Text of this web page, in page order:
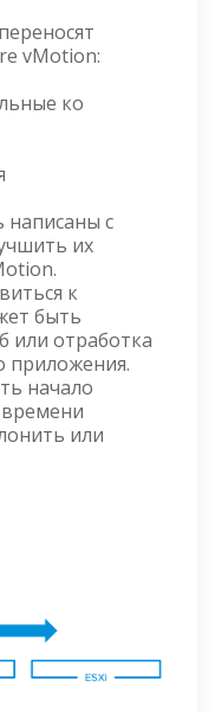
vMotion:
ко
написаны с
их
к
быть
или отработка
приложения.
начало
или